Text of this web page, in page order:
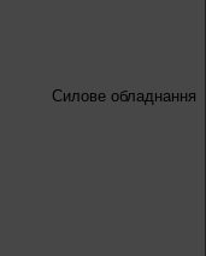
Силове обладнання